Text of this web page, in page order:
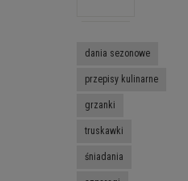
dania sezonowe
przepisy kulinarne
grzanki
truskawki
śniadania